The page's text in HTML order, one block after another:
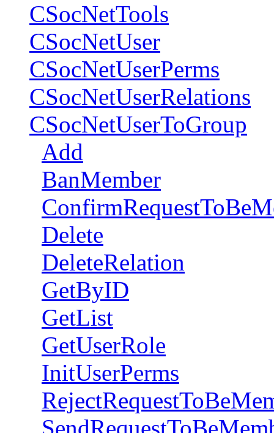
CSocNetTools
CSocNetUser
CSocNetUserPerms
CSocNetUserRelations
CSocNetUserToGroup
Add
BanMember
Delete
DeleteRelation
GetByID
GetList
GetUserRole
InitUserPerms